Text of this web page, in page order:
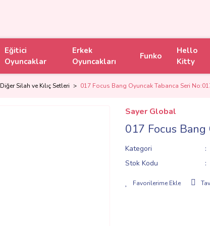
Eğitici
Oyuncaklar
Erkek
Oyuncakları
Funko
Hello
Kitty
Diğer Silah ve Kılıç Setleri 017 Focus Bang Oyuncak Tabanca Seri
Sayer Global
017 Focus Bang
Kategori
Stok Kodu